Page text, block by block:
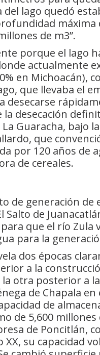
lago quedó
de m3”.
porque el lago
actualmente
en
que llevaba el
desecarse
desecación
Guaracha, bajo
que
por 120 años de
de cereales.
de generación de
Salto de
que el río
para la
dos épocas
a la
la otra posterior a
de Chapala
de
de 5,600
de Poncitlán,
su capacidad